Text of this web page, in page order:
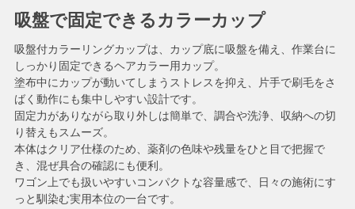
吸盤で固定できるカラーカップ
吸盤付カラーリングカップは、カップ底に吸盤を備え、作業台に
しっかり固定できるヘアカラー用カップ。
塗布中にカップが動いてしまうストレスを抑え、片手で刷毛をさ
ばく動作にも集中しやすい設計です。
固定力がありながら取り外しは簡単で、調合や洗浄、収納への切
り替えもスムーズ。
本体はクリア仕様のため、薬剤の色味や残量をひと目で把握で
き、混ぜ具合の確認にも便利。
ワゴン上でも扱いやすいコンパクトな容量感で、日々の施術にす
っと馴染む実用本位の一台です。